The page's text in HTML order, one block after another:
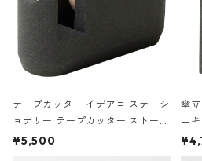
テープカッター イデアコ ステーシ
ョナリー テープカッター ストーン
サンドカラー 石調 ideaco Station
¥5,500
傘
ニ
石
E